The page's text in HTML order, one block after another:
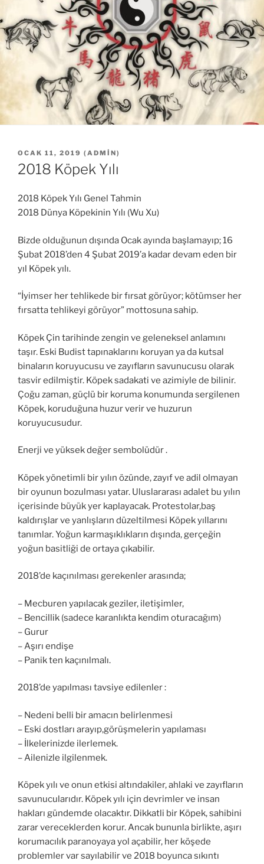
YAYIM
TARIHI
OCAK 11, 2019 ( ADMIN)
2018 Köpek Yılı
2018 Köpek Yılı Genel Tahmin
2018 Dünya Köpekinin Yılı (Wu Xu)
Bizde olduğunun dışında Ocak ayında başlamayıp; 16
Şubat 2018’den 4 Şubat 2019’a kadar devam eden bir
yıl Köpek yılı.
“İyimser her tehlikede bir fırsat görüyor; kötümser her
fırsatta tehlikeyi görüyor” mottosuna sahip.
Köpek Çin tarihinde zengin ve geleneksel anlamını
taşır. Eski Budist tapınaklarını koruyan ya da kutsal
binaların koruyucusu ve zayıfların savunucusu olarak
tasvir edilmiştir. Köpek sadakati ve azimiyle de bilinir.
Çoğu zaman, güçlü bir koruma konumunda sergilenen
Köpek, koruduğuna huzur verir ve huzurun
koruyucusudur.
Enerji ve yüksek değer sembolüdür .
Köpek yönetimli bir yılın özünde, zayıf ve adil olmayan
bir oyunun bozulması yatar. Uluslararası adalet bu yılın
içerisinde büyük yer kaplayacak. Protestolar,baş
kaldırışlar ve yanlışların düzeltilmesi Köpek yıllarını
tanımlar. Yoğun karmaşıklıkların dışında, gerçeğin
yoğun basitliği de ortaya çıkabilir.
2018’de kaçınılması gerekenler arasında;
– Mecburen yapılacak geziler, iletişimler,
– Bencillik (sadece karanlıkta kendim oturacağım)
– Gurur
– Aşırı endişe
– Panik ten kaçınılmalı.
2018’de yapılması tavsiye edilenler :
– Nedeni belli bir amacın belirlenmesi
– Eski dostları arayıp,görüşmelerin yapılaması
– İlkelerinizde ilerlemek.
– Ailenizle ilgilenmek.
Köpek yılı ve onun etkisi altındakiler, ahlaki ve zayıfların
savunucularıdır. Köpek yılı için devrimler ve insan
hakları gündemde olacaktır. Dikkatli bir Köpek, sahibini
zarar vereceklerden korur. Ancak bununla birlikte, aşırı
korumacılık paranoyaya yol açabilir, her köşede
problemler var sayılabilir ve 2018 boyunca sıkıntı